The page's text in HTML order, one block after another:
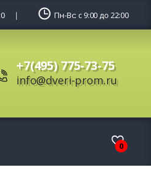
Пн-Вс: с 9:00 до 22:00
+7(495) 775-73-75
info@dveri-prom.ru
0